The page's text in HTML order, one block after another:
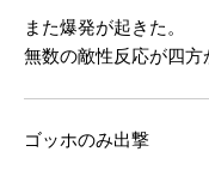
また爆発が起きた。
無数の敵性反応が四方
ゴッホのみ出撃